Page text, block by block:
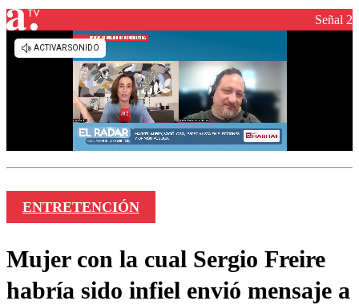
Señal 2
ENTRETENCIÓN
Mujer con la cual Sergio Freire
habría sido infiel envió mensaje a